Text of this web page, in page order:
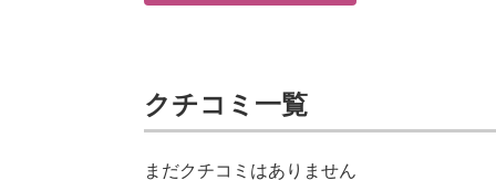
クチコミ一覧
まだクチコミはありません